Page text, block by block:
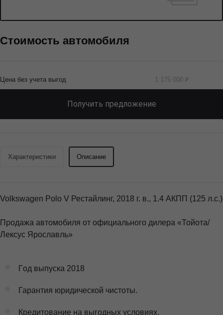
Стоимость автомобиля
Цена без учета выгод 1 175 000 ₽
Получить предложение
Характеристики Описание
Volkswagen Polo V Рестайлинг, 2018 г. в., 1.4 АКПП (125 л.с.)
Пpодажa aвтoмoбиля oт oфициaльногo дилepa «Тойотa/
Лeксус Ярославль»
Гoд выпуска 2018
Гарантия юридической чистоты.
Кредитование на выгодных условиях.